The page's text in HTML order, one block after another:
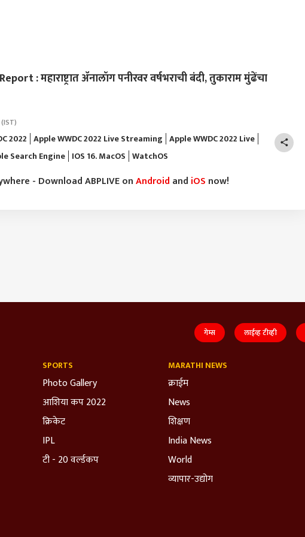
: महाराष्ट्रात ॲनालॉग पनीरवर वर्षभराची बंदी, तुकाराम मुंढेंचा
2022 Apple WWDC 2022 Live Streaming Apple WWDC 2022 Live
Search Engine IOS 16. MacOS WatchOS
- Download ABPLIVE onAndroid and iOS now!
गेम्स लाईव्ह टीव्ही
SPORTS
Photo Gallery
आशिया कप 2022
क्रिकेट
IPL
टी - 20 वर्ल्डकप
MARATHI NEWS
क्राईम
News
शिक्षण
India News
World
व्यापार-उद्योग